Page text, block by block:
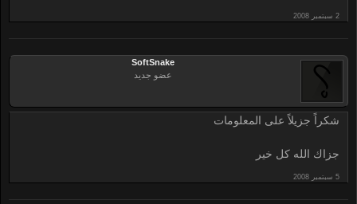
SoftSnake
عضو جديد
شكراً جزيلاً على المعلومات
جزاك الله كل خير